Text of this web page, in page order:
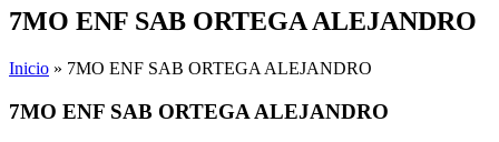
7MO ENF SAB ORTEGA ALEJANDRO
Inicio » 7MO ENF SAB ORTEGA ALEJANDRO
7MO ENF SAB ORTEGA ALEJANDRO